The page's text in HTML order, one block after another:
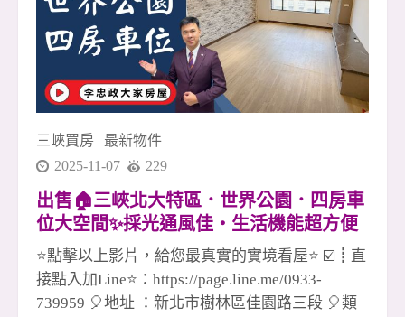
買賣全炮完成，看似一個人爆發， 其實背後是整
個團隊默默做球與支援， 今天你扛我，明天我補
你，這才是長久的勝利模式。 這個市場不簡單，
但越困難的時刻，越能看出誰是真正的團隊。 在
安信， 我們不只是同事， 更像是一群一起跑馬拉
享、不各自為政 ✅ 有榮耀一起扛、有責任一起扛
這，就是冠軍團隊真正的底氣。 📣
三峽買房 | 最新物件
2025-11-07
229
出售🏠三峽北大特區．世界公園．四房車
位大空間✨採光通風佳・生活機能超方便
✨💖☎️0933739959⭐李忠政大家房屋⭐#房
地產#買房#土城金城武#房仲
⭐點擊以上影片，給您最真實的實境看屋⭐ ☑️┋直
接點入加Line⭐：https://page.line.me/0933-
739959 🎈地址 ：新北市樹林區佳園路三段 🎈類